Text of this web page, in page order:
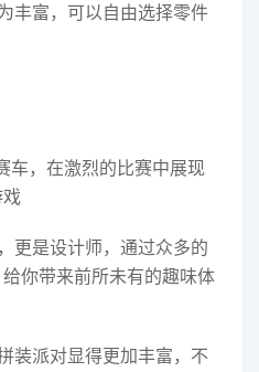
丰富，可以自由选择零件
车，在激烈的比赛中展现
更是设计师，通过众多的
你带来前所未有的趣味体
装派对显得更加丰富，不